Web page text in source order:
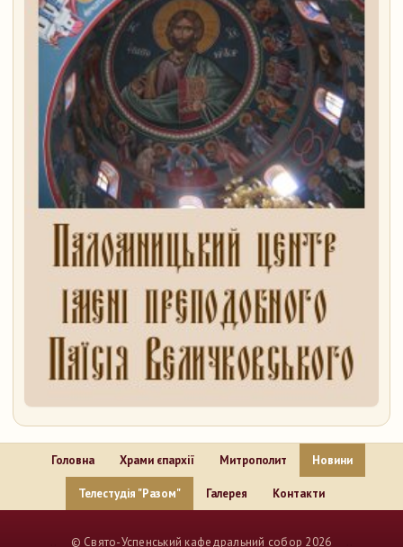
Головна Храми єпархії Митрополит Новини
Телестудія "Разом" Галерея Контакти
© Свято-Успенський кафедральний собор 2026